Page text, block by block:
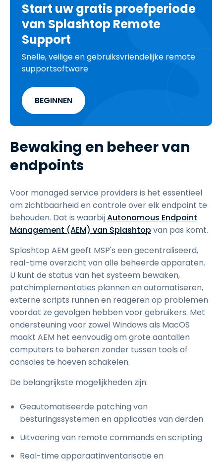
Start uw gratis proefperiode
van Splashtop Remote
Support
Snelle, veilige en gebruiksvriendelijke remote
supportsoftware
BEGINNEN
Bewaking en beheer van
endpoints
Voor managed service providers is het essentieel
om zichtbaarheid en controle over elk endpoint te
behouden. Dat is waarbijAutonomous Endpoint
Management (AEM) van Splashtop van pas komt.
Splashtop AEM geeft MSP's een gecentraliseerd,
real-time overzicht van alle beheerde apparaten.
U kunt de status van het systeem bewaken,
patchimplementaties plannen en automatiseren,
externe scripts runnen en reageren op problemen
voordat ze gevolgen hebben voor gebruikers. Met
ondersteuning voor zowel Windows als MacOS
maakt AEM het eenvoudig om grote aantallen
computers te beheren zonder tussen tools of
consoles te hoeven schakelen.
De belangrijkste mogelijkheden zijn:
Geautomatiseerde patching van
besturingssystemen en applicaties van derden
Uitvoering van remote commands en scripting
Real-time apparaatinventarisatie en